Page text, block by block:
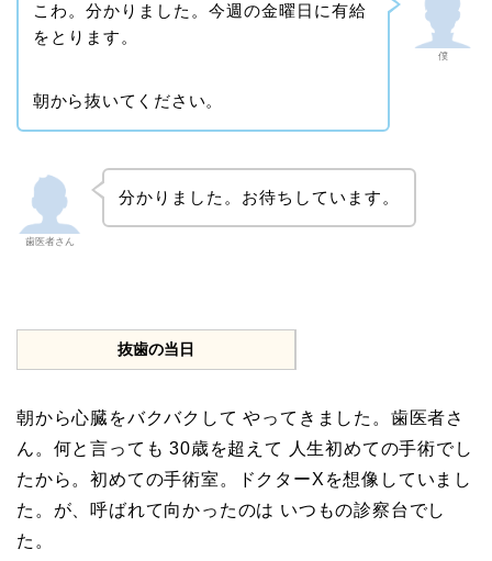
僕
こわ。分かりました。今週の金曜日に有給
をとります。
朝から抜いてください。
歯医者さん
分かりました。お待ちしています。
抜歯の当日
朝から心臓をバクバクして やってきました。歯医者さ
ん。何と言っても 30歳を超えて 人生初めての手術でし
たから。初めての手術室。ドクターXを想像していまし
た。が、呼ばれて向かったのは いつもの診察台でし
た。